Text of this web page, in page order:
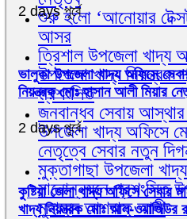
শুরু হলো ‘আনোয়ার
আসর
ত্রিশাল উপজেলা খাদ্য
উপজেলা খাদ্য নিয়ন্ত্রক
প্রশংসিত
জনবান্ধব সেবায়
উপজেলা খাদ্য অফিসে
নেতৃত্বে সেবার নতুন
মুক্তাগাছা উপজেলা
মানোন্নয়নে প্রশংসিত
মুহাম্মদ আশরাফ আলী
2 days পূর্বে
ভালুকা উপজেলা খাদ্য অফিসে
নিয়ন্ত্রক মোঃ হাসান আলী মিয়ার
2 days পূর্বে
কুষ্টিয়া জেলা খাদ্য অফিসে সেবার
খাদ্য নিয়ন্ত্রক মোঃ আল্-ওয়াজিউর